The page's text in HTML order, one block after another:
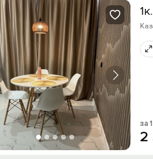
за
2